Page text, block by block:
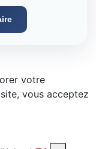
votre
vous acceptez